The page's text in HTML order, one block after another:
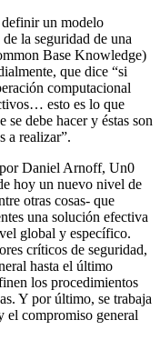
un modelo
la seguridad de una
Base Knowledge)
que dice “si
computacional
esto es lo que
se debe hacer y éstas son
a realizar”.
Daniel Arnoff, Un0
hoy un nuevo nivel de
otras cosas- que
una solución efectiva
global y específico.
críticos de seguridad,
hasta el último
los procedimientos
Y por último, se trabaja
el compromiso general